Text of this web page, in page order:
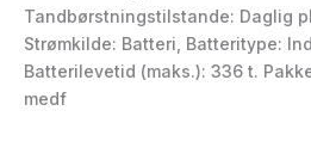
Tandbørstningstilstande: Daglig
Strømkilde: Batteri, Batteritype:
Batterilevetid (maks.): 336 t.
medf